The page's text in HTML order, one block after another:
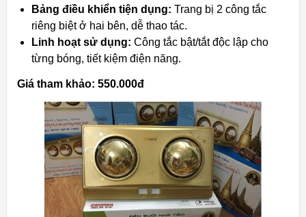
Bảng điều khiển tiện dụng: Trang bị 2 công tắc
riêng biệt ở hai bên, dễ thao tác.
Linh hoạt sử dụng: Công tắc bật/tắt độc lập cho
từng bóng, tiết kiệm điện năng.
Giá tham khảo: 550.000đ